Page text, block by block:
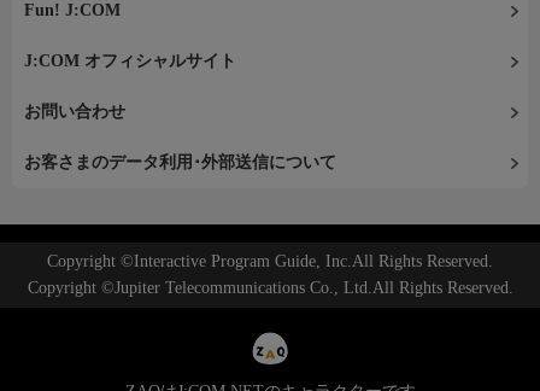
Fun! J:COM
J:COM オフィシャルサイト
お問い合わせ
お客さまのデータ利用･外部送信について
Copyright ©Interactive Program Guide, Inc.All Rights Reserved.
Copyright ©Jupiter Telecommunications Co., Ltd.All Rights Reserved.